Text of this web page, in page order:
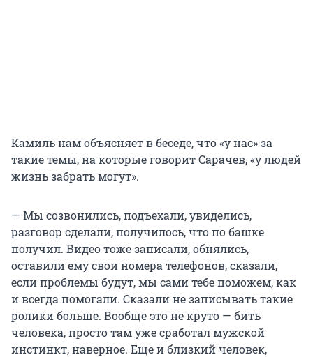
Камиль нам объясняет в беседе, что «у нас» за
такие темы, на которые говорит Сарачев, «у людей
жизнь забрать могут».
— Мы созвонились, подъехали, увиделись,
разговор сделали, получилось, что по башке
получил. Видео тоже записали, обнялись,
оставили ему свои номера телефонов, сказали,
если проблемы будут, мы сами тебе поможем, как
и всегда помогали. Сказали не записывать такие
ролики больше. Вообще это не круто — бить
человека, просто там уже сработал мужской
инстинкт, наверное. Еще и близкий человек,